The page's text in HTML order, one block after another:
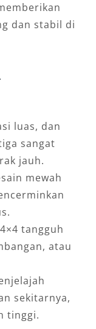
dan stabil di
luas, dan
sangat
jauh.
mewah
tangguh
atau
sekitarnya,
tinggi.